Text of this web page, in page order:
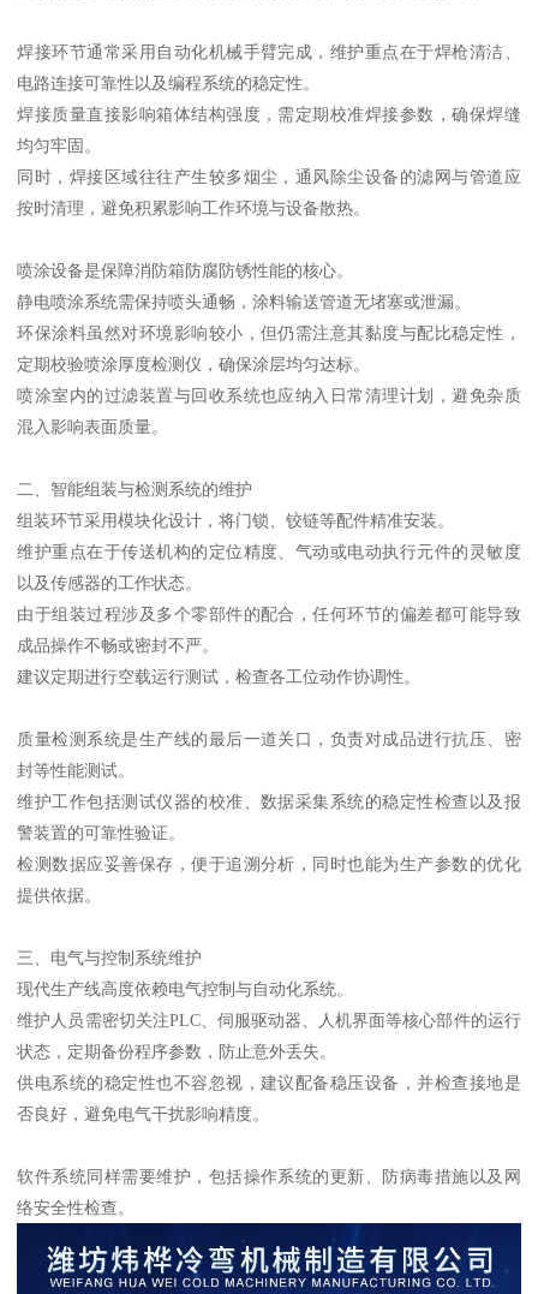
焊接环节通常采用自动化机械手臂完成，维护重点在于焊枪清洁、
电路连接可靠性以及编程系统的稳定性。
焊接质量直接影响箱体结构强度，需定期校准焊接参数，确保焊缝
均匀牢固。
同时，焊接区域往往产生较多烟尘，通风除尘设备的滤网与管道应
按时清理，避免积累影响工作环境与设备散热。
喷涂设备是保障消防箱防腐防锈性能的核心。
静电喷涂系统需保持喷头通畅，涂料输送管道无堵塞或泄漏。
环保涂料虽然对环境影响较小，但仍需注意其黏度与配比稳定性，
定期校验喷涂厚度检测仪，确保涂层均匀达标。
喷涂室内的过滤装置与回收系统也应纳入日常清理计划，避免杂质
混入影响表面质量。
二、智能组装与检测系统的维护
组装环节采用模块化设计，将门锁、铰链等配件精准安装。
维护重点在于传送机构的定位精度、气动或电动执行元件的灵敏度
以及传感器的工作状态。
由于组装过程涉及多个零部件的配合，任何环节的偏差都可能导致
成品操作不畅或密封不严。
建议定期进行空载运行测试，检查各工位动作协调性。
质量检测系统是生产线的最后一道关口，负责对成品进行抗压、密
封等性能测试。
维护工作包括测试仪器的校准、数据采集系统的稳定性检查以及报
警装置的可靠性验证。
检测数据应妥善保存，便于追溯分析，同时也能为生产参数的优化
提供依据。
三、电气与控制系统维护
现代生产线高度依赖电气控制与自动化系统。
维护人员需密切关注PLC、伺服驱动器、人机界面等核心部件的运行
状态，定期备份程序参数，防止意外丢失。
供电系统的稳定性也不容忽视，建议配备稳压设备，并检查接地是
否良好，避免电气干扰影响精度。
软件系统同样需要维护，包括操作系统的更新、防病毒措施以及网
络安全性检查。